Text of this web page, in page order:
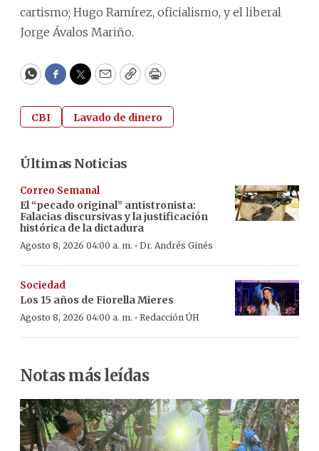
cartismo; Hugo Ramírez, oficialismo, y el liberal
Jorge Ávalos Mariño.
WhatsApp
Facebook
Twitter
EmailCopyPrint
CBI Lavado de dinero
Últimas Noticias
Correo Semanal
El “pecado original” antistronista:
Falacias discursivas y la justificación
histórica de la dictadura
Agosto 8, 2026 04:00 a. m. · Dr. Andrés Ginés
Sociedad
Los 15 años de Fiorella Mieres
Agosto 8, 2026 04:00 a. m. · Redacción ÚH
Notas más leídas